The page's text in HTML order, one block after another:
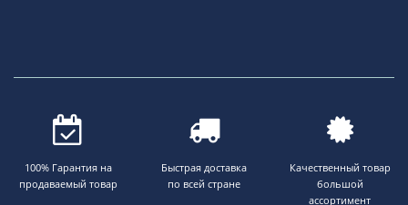
100% Гарантия на
продаваемый товар
Быстрая доставка
по всей стране
Качественный товар
большой
ассортимент